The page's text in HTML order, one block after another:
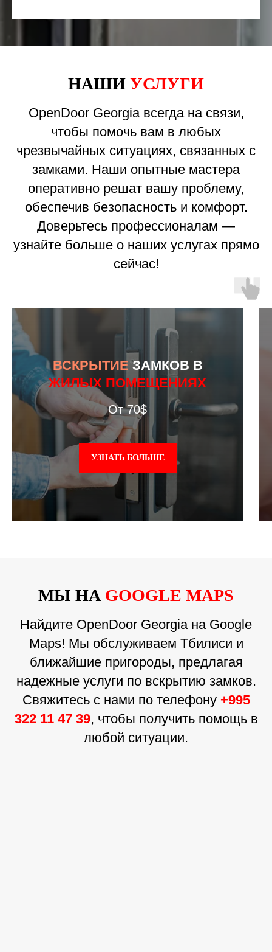
НАШИ УСЛУГИ
OpenDoor Georgia всегда на связи,
чтобы помочь вам в любых
чрезвычайных ситуациях, связанных с
замками. Наши опытные мастера
оперативно решат вашу проблему,
обеспечив безопасность и комфорт.
Доверьтесь профессионалам —
узнайте больше о наших услугах прямо
сейчас!
ВСКРЫТИЕЗАМКОВ В
ЖИЛЫХ ПОМЕЩЕНИЯХ
От 70$
УЗНАТЬ БОЛЬШЕ
МЫ НА GOOGLE MAPS
Найдите OpenDoor Georgia на Google
Maps! Мы обслуживаем Тбилиси и
ближайшие пригороды, предлагая
надежные услуги по вскрытию замков.
Свяжитесь с нами по телефону +995
322 11 47 39, чтобы получить помощь в
любой ситуации.